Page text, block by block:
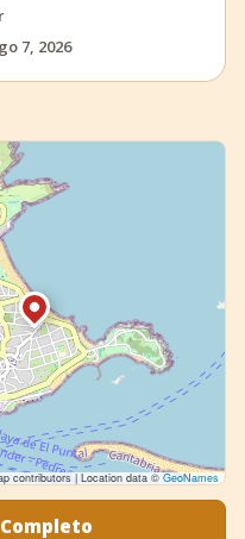
7, 2026
contributors | Location data ©GeoNames